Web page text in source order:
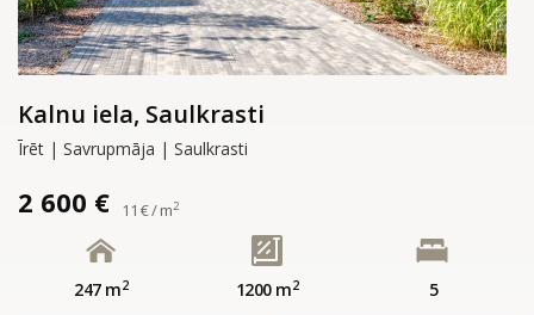
Kalnu iela, Saulkrasti
Īrēt | Savrupmāja | Saulkrasti
2 600 € 11 € / m2
247 m2 1200 m2 5